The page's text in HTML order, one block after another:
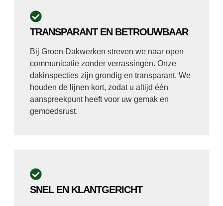
TRANSPARANT EN BETROUWBAAR
Bij Groen Dakwerken streven we naar open
communicatie zonder verrassingen. Onze
dakinspecties zijn grondig en transparant. We
houden de lijnen kort, zodat u altijd één
aanspreekpunt heeft voor uw gemak en
gemoedsrust.
SNEL EN KLANTGERICHT